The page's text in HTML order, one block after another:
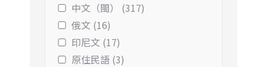
中文（閩） (317)
俄文 (16)
印尼文 (17)
原住民語 (3)